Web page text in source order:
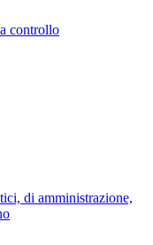
controllo
di amministrazione,